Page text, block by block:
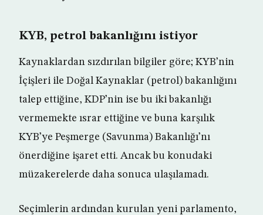
KYB, petrol bakanlığını istiyor
Kaynaklardan sızdırılan bilgiler göre; KYB’nin
İçişleri ile Doğal Kaynaklar (petrol) bakanlığını
talep ettiğine, KDP’nin ise bu iki bakanlığı
vermemekte ısrar ettiğine ve buna karşılık
KYB’ye Peşmerge (Savunma) Bakanlığı’nı
önerdiğine işaret etti. Ancak bu konudaki
müzakerelerde daha sonuca ulaşılamadı.
Seçimlerin ardından kurulan yeni parlamento,